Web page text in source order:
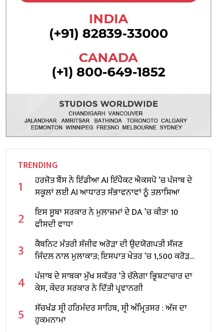
TRENDING
1
ਹਰਜੋਤ ਬੈਂਸ ਨੇ ਇੰਡੀਆ AI ਇੰਪੈਕਟ ਐਕਸਪੋ ‘ਚ ਪੰਜਾਬ ਦੇ
ਸਕੂਲਾਂ ਲਈ AI ਆਧਾਰਤ ਸੰਭਾਵਨਾਵਾਂ ਨੂੰ ਤਲਾਸ਼ਿਆ
2
ਇਸ ਸੂਬਾ ਸਰਕਾਰ ਨੇ ਮੁਲਾਜ਼ਮਾਂ ਦੇ DA ’ਚ ਕੀਤਾ 10
ਫੀਸਦੀ ਵਾਧਾ
3
ਕੈਬਨਿਟ ਮੰਤਰੀ ਸੰਜੀਵ ਅਰੋੜਾ ਦੀ ਉਦਯੋਗਪਤੀ ਸੱਜਣ
ਜਿੰਦਲ ਨਾਲ ਮੁਲਾਕਾਤ; ਇਸਪਾਤ ਖੇਤਰ ‘ਚ ₹1,500 ਕਰੋੜ
ਨਿਵੇਸ਼ ਦਾ ਐਲਾਨ
4
ਪੰਜਾਬ ਦੇ ਸਾਬਕਾ ਮੁੱਖ ਸਕੱਤਰ ‘ਤੇ ਚੱਲੇਗਾ ਭ੍ਰਿਸ਼ਟਾਚਾਰ ਦਾ
ਕੇਸ, ਕੇਂਦਰ ਸਰਕਾਰ ਨੇ ਦਿੱਤੀ ਪ੍ਰਵਾਨਗੀ
5
ਸੱਚਖੰਡ ਸ੍ਰੀ ਹਰਿਮੰਦਰ ਸਾਹਿਬ, ਸ੍ਰੀ ਅੰਮ੍ਰਿਤਸਰ : ਅੱਜ ਦਾ
ਹੁਕਮਨਾਮਾ